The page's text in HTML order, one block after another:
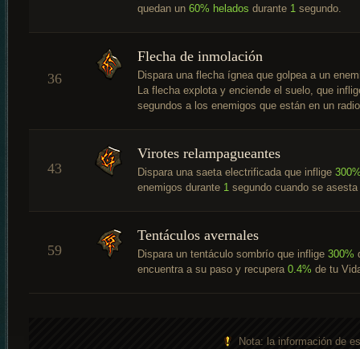
quedan un 60% helados durante 1 segundo.
36
Flecha de inmolación
Dispara una flecha ígnea que golpea a un
La flecha explota y enciende el suelo, que
segundos a los enemigos que están en un
43
Virotes relampagueantes
Dispara una saeta electrificada que inflige
enemigos durante 1 segundo cuando se
59
Tentáculos avernales
Dispara un tentáculo sombrío que inflige 300%
encuentra a su paso y recupera 0.4% de tu
Nota: la información de